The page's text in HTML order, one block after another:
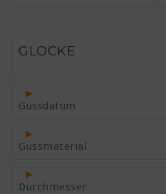
GLOCKE
Gussdatum
Gussmaterial
Durchmesser